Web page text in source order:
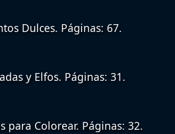
Dulces. Páginas: 67.
y Elfos. Páginas: 31.
para Colorear. Páginas: 32.